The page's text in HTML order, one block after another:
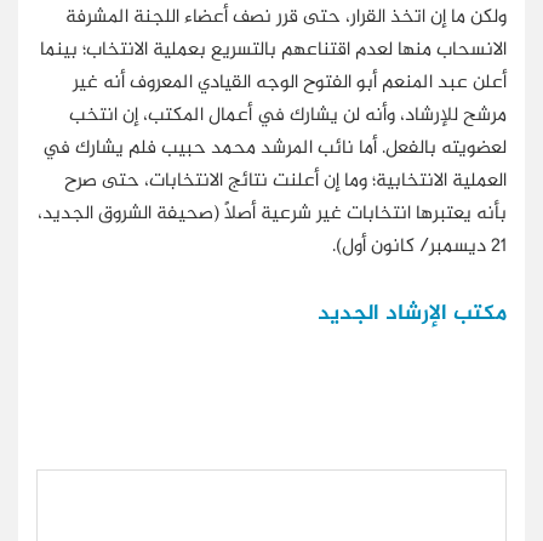
ولكن ما إن اتخذ القرار، حتى قرر نصف أعضاء اللجنة المشرفة
الانسحاب منها لعدم اقتناعهم بالتسريع بعملية الانتخاب؛ بينما
أعلن عبد المنعم أبو الفتوح الوجه القيادي المعروف أنه غير
مرشح للإرشاد، وأنه لن يشارك في أعمال المكتب، إن انتخب
لعضويته بالفعل. أما نائب المرشد محمد حبيب فلم يشارك في
العملية الانتخابية؛ وما إن أعلنت نتائج الانتخابات، حتى صرح
بأنه يعتبرها انتخابات غير شرعية أصلاً (صحيفة الشروق الجديد،
21 ديسمبر/ كانون أول).
مكتب الإرشاد الجديد